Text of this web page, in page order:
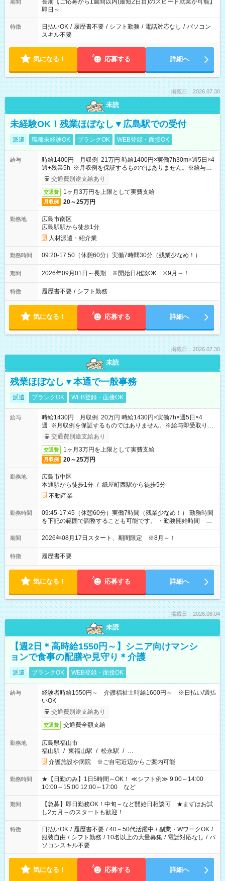
期間
長期【ご応募から1週間以内(最短2日目)のスピード就業が可能】
即日～
特徴 日払いOK / 履歴書不要 / シフト勤務 / 電話対応なし / パソコン
スキル不要
気になる！ 応募する 詳細へ
掲載日：2026.07.30
未読
未経験OK！残業ほぼなし▼広島駅での受付
派遣 職種未経験OK ブランクOK WEB登録・面接OK
給与
時給1400円 月収例 21万円 時給1400円×実働7h30m×週5日×4
週+残業5h ※月収例を保証するものではありません。※給与即
受取りサービス利用可（利用条件有）
交通費別途支給あり
交通費 1ヶ月3万円を上限として実費支給
月収例 20～25万円
勤務地
広島市南区
広島駅駅から徒歩1分
人材派遣・紹介業
勤務時間 09:20-17:50（休憩60分）実働7時間30分（残業少なめ！）
期間 2026年09月01日～長期 ※開始日相談OK ※9月～！
特徴 履歴書不要 / シフト勤務
気になる！ 応募する 詳細へ
掲載日：2026.07.30
未読
残業ほぼなし▼本通で一般事務
派遣 ブランクOK WEB登録・面接OK
給与
時給1430円 月収例 20万円 時給1430円×実働7h×週5日×4
週 ※月収例を保証するものではありません。※給与即受取りサ
ービス利用可（利用条件有）
交通費別途支給あり
交通費 1ヶ月3万円を上限として実費支給
月収例 20～25万円
勤務地
広島市中区
本通駅から徒歩1分 / 紙屋町西駅から徒歩5分
不動産業
勤務時間
09:45-17:45（休憩60分）実働7時間（残業少なめ！） 勤務時間
を下記の範囲で調整することも可能です。 ・勤務開始時間
09:45～12:30 ・勤務終了時間 15:45～18:30 ・実働 05:00～
07:45
期間 2026年08月17日スタート、期間限定 ※8月～！
特徴 履歴書不要
気になる！ 応募する 詳細へ
掲載日：2026.08.04
未読
【週2日＊高時給1550円～】シニア向けマンシ
ョンで食事の配膳や見守り＊介護
派遣 ブランクOK WEB登録・面接OK
給与
経験者時給1550円～ 介護福祉士時給1600円～ ※日払い/週払
いOK
交通費別途支給あり
交通費 交通費全額支給
勤務地
広島県福山市
福山駅 / 東福山駅 / 松永駅 / …
介護施設や病院 ※ご自宅近辺からご案内可能
勤務時間
★【日勤のみ】1日5時間～OK！ ≪シフト例≫ 9:00～14:00
10:00～15:00 12:00～17:00 など
期間
【急募】即日勤務OK！中旬～など開始日相談可 ★まずはお試
し2カ月～のスタートも歓迎！
特徴 日払いOK / 履歴書不要 / 40～50代活躍中 / 副業・WワークOK /
服装自由 / シフト勤務 / 10名以上の大量募集 / 電話対応なし / パ
ソコンスキル不要
気になる！ 応募する 詳細へ